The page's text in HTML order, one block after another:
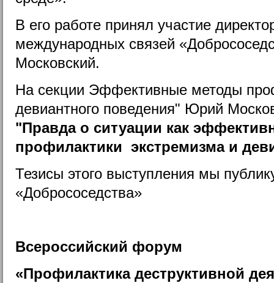
В его работе принял участие
международных связей
Московский.
На секции Эффективные методы
девиантного поведения" Юрий
"Правда о ситуации как
профилактики экстремизма и
Тезисы этого выступления мы
«Добрососедства»
Всероссийский форум
«Профилактика деструктивной